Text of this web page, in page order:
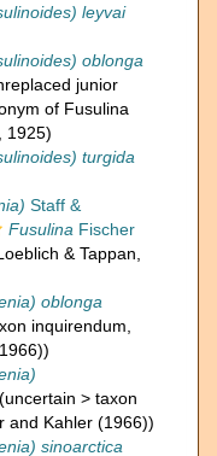
leyvai
oblonga
junior
of Fusulina
1925)
turgida
Staff &
Fusulina Fischer
& Tappan,
oblonga
inquirendum
(uncertain > taxon
and Kahler (1966))
sinoarctica